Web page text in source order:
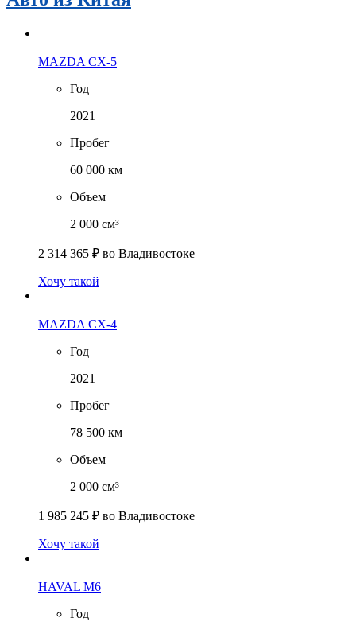
MAZDA CX-5
Год
2021
Пробег
60 000 км
Объем
2 000 см³
2 314 365 ₽ во Владивостоке
Хочу такой
MAZDA CX-4
Год
2021
Пробег
78 500 км
Объем
2 000 см³
1 985 245 ₽ во Владивостоке
Хочу такой
HAVAL M6
Год